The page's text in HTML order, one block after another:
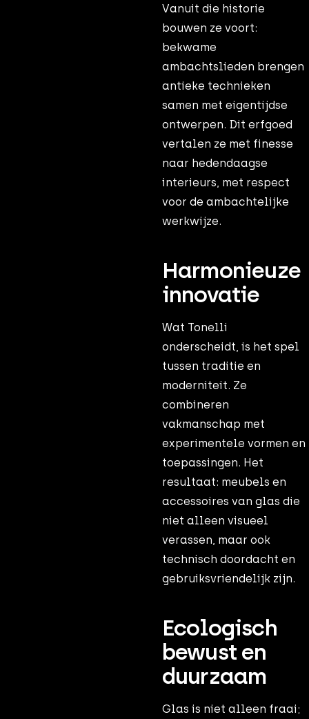
Vanuit die historie
bouwen ze voort:
bekwame
ambachtslieden brengen
antieke technieken
samen met eigentijdse
ontwerpen. Dit erfgoed
vertalen ze met finesse
naar hedendaagse
interieurs, met respect
voor de ambachtelijke
werkwijze.
Harmonieuze
innovatie
Wat Tonelli
onderscheidt, is het spel
tussen traditie en
moderniteit. Ze
combineren
vakmanschap met
experimentele vormen en
toepassingen. Het
resultaat: meubels en
accessoires van glas die
niet alleen visueel
verassen, maar ook
technisch doordacht en
gebruiksvriendelijk zijn.
Ecologisch
bewust en
duurzaam
Glas is niet alleen fraai;